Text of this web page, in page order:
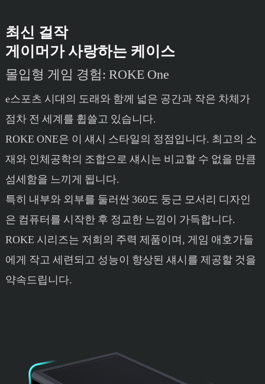
최신 걸작
게이머가 사랑하는 케이스
몰입형 게임 경험: ROKE One
e스포츠 시대의 도래와 함께 넓은 공간과 작은 차체가
점차 전 세계를 휩쓸고 있습니다.
ROKE ONE은 이 섀시 스타일의 정점입니다. 최고의 소
재와 인체공학의 조합으로 섀시는 비교할 수 없을 만큼
섬세함을 느끼게 됩니다.
특히 내부와 외부를 둘러싼 360도 둥근 모서리 디자인
은 컴퓨터를 시작한 후 정교한 느낌이 가득합니다.
ROKE 시리즈는 저희의 주력 제품이며, 게임 애호가들
에게 작고 세련되고 성능이 향상된 섀시를 제공할 것을
약속드립니다.